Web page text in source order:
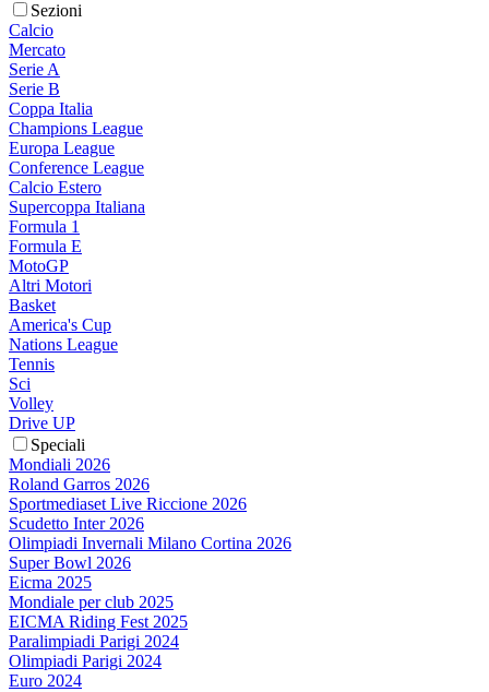
Sezioni
Calcio
Mercato
Serie A
Serie B
Coppa Italia
Champions League
Europa League
Conference League
Calcio Estero
Supercoppa Italiana
Formula 1
Formula E
MotoGP
Altri Motori
Basket
America's Cup
Nations League
Tennis
Sci
Volley
Drive UP
Speciali
Mondiali 2026
Roland Garros 2026
Sportmediaset Live Riccione 2026
Scudetto Inter 2026
Olimpiadi Invernali Milano Cortina 2026
Super Bowl 2026
Eicma 2025
Mondiale per club 2025
EICMA Riding Fest 2025
Paralimpiadi Parigi 2024
Olimpiadi Parigi 2024
Euro 2024